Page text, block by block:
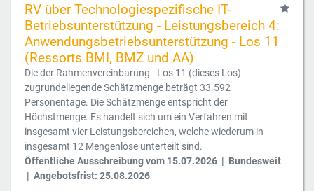
RV über Technologiespezifische IT-
Betriebsunterstützung - Leistungsbereich 4:
Anwendungsbetriebsunterstützung - Los 11
(Ressorts BMI, BMZ und AA)
Die der Rahmenvereinbarung - Los 11 (dieses Los)
zugrundeliegende Schätzmenge beträgt 33.592
Personentage. Die Schätzmenge entspricht der
Höchstmenge. Es handelt sich um ein Verfahren mit
insgesamt vier Leistungsbereichen, welche wiederum in
insgesamt 12 Mengenlose unterteilt sind.
Öffentliche Ausschreibung vom 15.07.2026 | Bundesweit
| Angebotsfrist: 25.08.2026